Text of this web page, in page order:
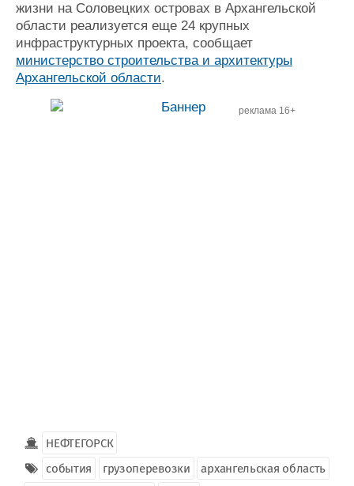
жизни на Соловецких островах в Архангельской
области реализуется еще 24 крупных
инфраструктурных проекта, сообщает
министерство строительства и архитектуры
Архангельской области.
реклама 16+
НЕФТЕГОРСК
события
грузоперевозки
архангельская область